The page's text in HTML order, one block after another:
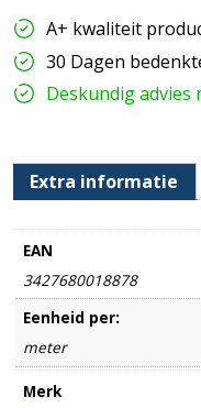
|
Per
Meter
hoeveelheid
A+ kwaliteit
30 Dagen
Deskundig advies
Extra informatie
EAN
3427680018878
Eenheid per:
meter
Merk